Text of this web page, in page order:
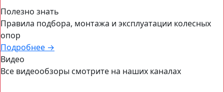
Полезно знать
Правила подбора, монтажа и эксплуатации колесных
опор
Подробнее →
Видео
Все видеообзоры смотрите на наших каналах